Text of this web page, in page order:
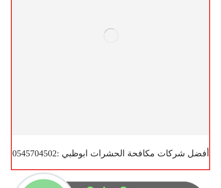
أفضل شركات مكافحة الحشرات ابوظبي :0545704502